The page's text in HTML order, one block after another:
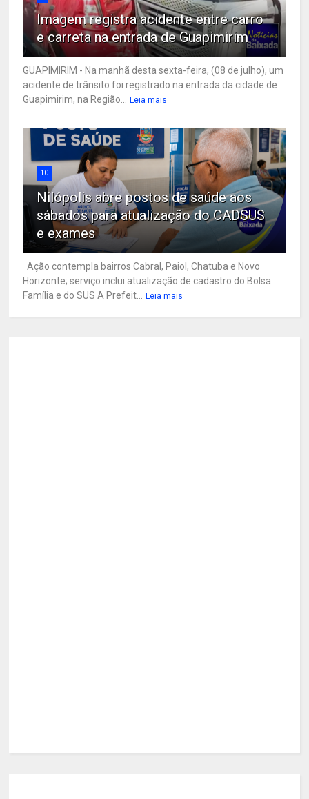
Imagem registra acidente entre carro
e carreta na entrada de Guapimirim
GUAPIMIRIM - Na manhã desta sexta-feira, (08 de julho), um
acidente de trânsito foi registrado na entrada da cidade de
Guapimirim, na Região...
Leia mais
10
Nilópolis abre postos de saúde aos
sábados para atualização do CADSUS
e exames
Ação contempla bairros Cabral, Paiol, Chatuba e Novo
Horizonte; serviço inclui atualização de cadastro do Bolsa
Família e do SUS A Prefeit...
Leia mais